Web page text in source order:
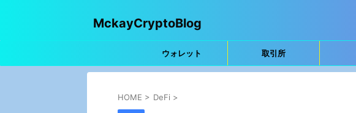
MckayCryptoBlog
ウォレット 取引所
HOME > DeFi >